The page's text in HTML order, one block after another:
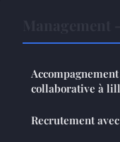
collaborative à
Recrutement